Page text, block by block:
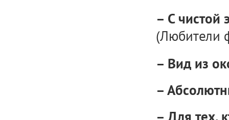
– С чистой
(Любители
– Вид из
–